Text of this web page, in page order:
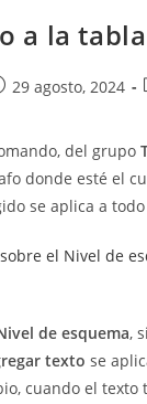
a la
29 agosto, 2024
del grupo
donde esté el
se aplica a
el Nivel de
de esquema,
texto se
cuando el